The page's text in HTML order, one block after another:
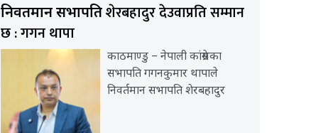
निवर्तमान सभापतिशेरबहादुर देउवाप्रति सम्मान
छ : गगन थापा
काठमाण्डु – नेपाली कांग्रेसका
सभापति गगनकुमार थापाले
निवर्तमान सभापति शेरबहादुर